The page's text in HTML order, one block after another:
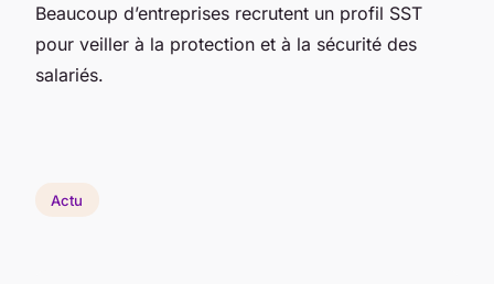
Beaucoup d’entreprises recrutent un profil SST
pour veiller à la protection et à la sécurité des
salariés.
Actu